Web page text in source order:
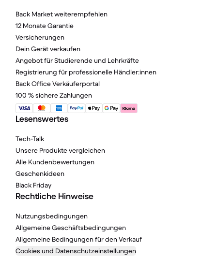
Back Market weiterempfehlen
12 Monate Garantie
Versicherungen
Dein Gerät verkaufen
Angebot für Studierende und Lehrkräfte
Registrierung für professionelle Händler:innen
Back Office Verkäuferportal
100 % sichere Zahlungen
Lesenswertes
Tech-Talk
Unsere Produkte vergleichen
Alle Kundenbewertungen
Geschenkideen
Black Friday
Rechtliche Hinweise
Nutzungsbedingungen
Allgemeine Geschäftsbedingungen
Allgemeine Bedingungen für den Verkauf
Cookies und Datenschutzeinstellungen